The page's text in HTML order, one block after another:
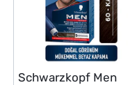
Schwarzkopf Men